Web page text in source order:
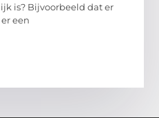
is? Bijvoorbeeld dat er
een